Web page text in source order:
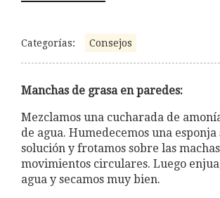
Categorías: Consejos
Manchas de grasa en paredes:
Mezclamos una cucharada de
de agua. Humedecemos una esponja
solución y frotamos sobre las
movimientos circulares. Luego
agua y secamos muy bien.